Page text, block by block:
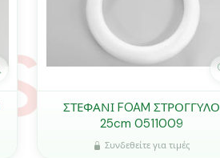
ΣΤΕΦΑΝΙ FOAM ΣΤΡΟΓΓΥΛΟ
25cm 0511009
Συνδεθείτε για τιμές